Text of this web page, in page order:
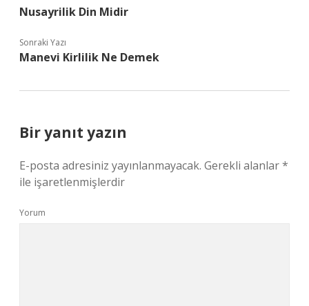
Nusayrilik Din Midir
Sonraki Yazı
Manevi Kirlilik Ne Demek
Bir yanıt yazın
E-posta adresiniz yayınlanmayacak. Gerekli alanlar*
ile işaretlenmişlerdir
Yorum